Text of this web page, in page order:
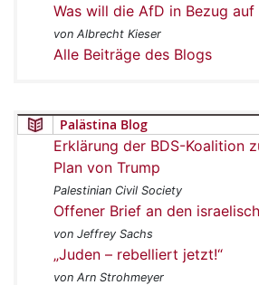
Was will die AfD in Bezug auf
von Albrecht Kieser
Alle Beiträge des Blogs
Palästina Blog
Erklärung der BDS-Koalition
Plan von Trump
Palestinian Civil Society
Offener Brief an den
von Jeffrey Sachs
„Juden – rebelliert jetzt!“
von Arn Strohmeyer